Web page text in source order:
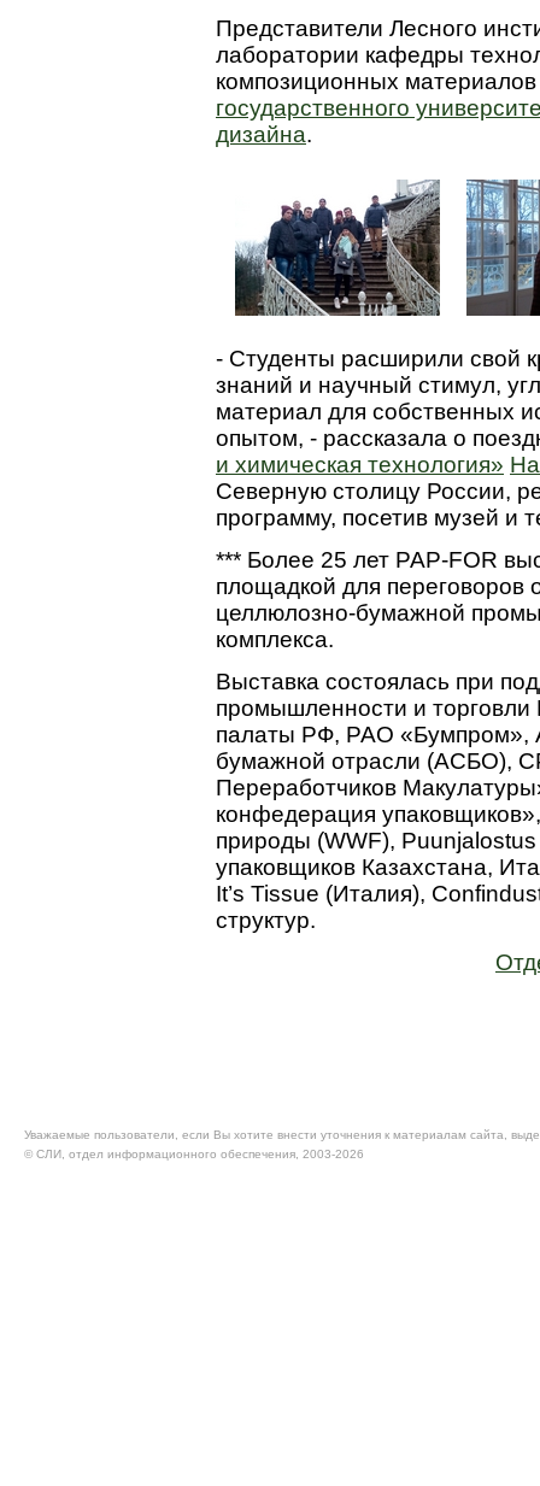
Представители Лесного
лаборатории кафедры
композиционных
государственного
дизайна.
- Студенты расширили свой
знаний и научный стимул,
материал для собственных
опытом, - рассказала о
и химическая технология»
Северную столицу России,
программу, посетив музей и
*** Более 25 лет PAP-FOR
площадкой для переговоров
целлюлозно-бумажной
комплекса.
Выставка состоялась при
промышленности и
палаты РФ, РАО «Бумпром»,
бумажной отрасли (АСБО),
Переработчиков
конфедерация
природы (WWF),
упаковщиков Казахстана,
It’s Tissue (Италия),
структур.
Уважаемые пользователи, если Вы хотите внести уточнения к материалам сайта,
© CЛИ, отдел информационного обеспечения, 2003-2026